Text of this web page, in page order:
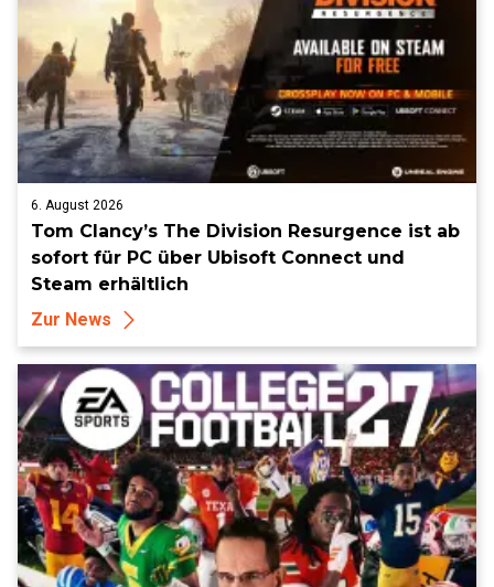
6. August 2026
Tom Clancy’s The Division Resurgence ist ab
sofort für PC über Ubisoft Connect und
Steam erhältlich
Zur News